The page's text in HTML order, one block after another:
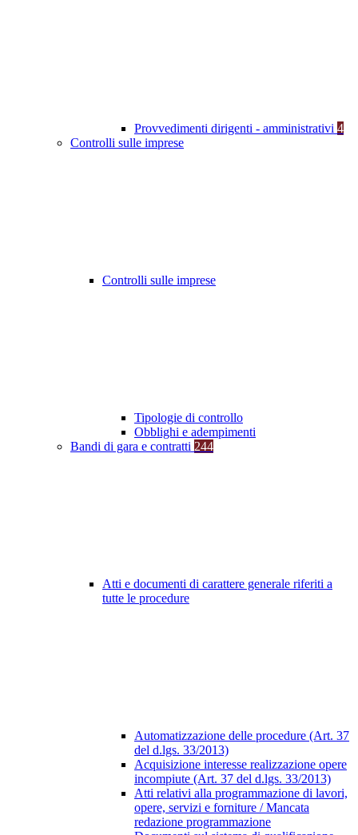
Provvedimenti dirigenti - amministrativi 4
Controlli sulle imprese
Controlli sulle imprese
Tipologie di controllo
Obblighi e adempimenti
Bandi di gara e contratti 244
Atti e documenti di carattere generale riferiti a
tutte le procedure
Automatizzazione delle procedure (Art. 37
del d.lgs. 33/2013)
Acquisizione interesse realizzazione opere
incompiute (Art. 37 del d.lgs. 33/2013)
Atti relativi alla programmazione di lavori,
opere, servizi e forniture / Mancata
redazione programmazione